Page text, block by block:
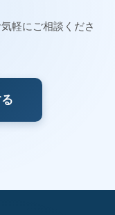
軽にご相談くださ